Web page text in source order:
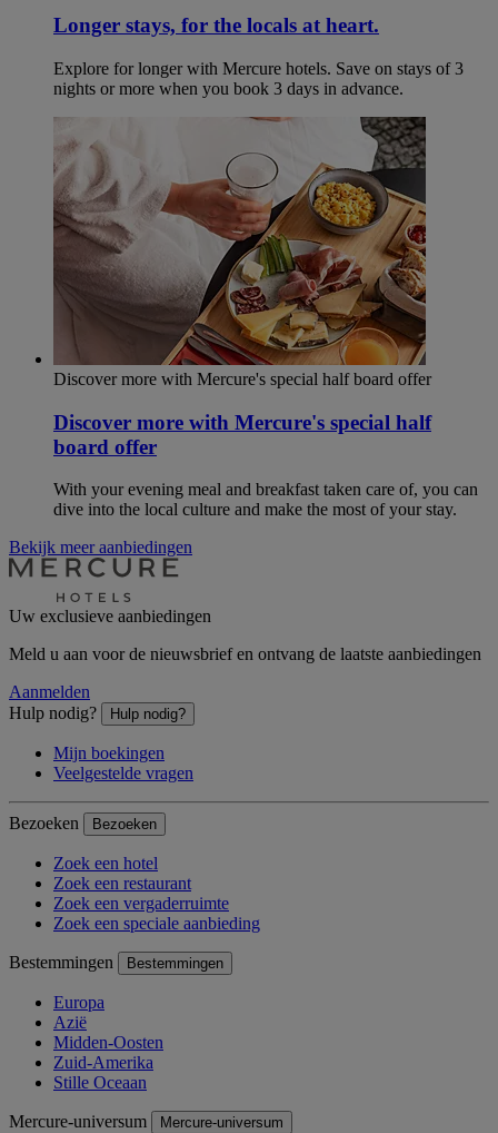
Longer stays, for the locals at heart.
Explore for longer with Mercure hotels. Save on stays of 3
nights or more when you book 3 days in advance.
Discover more with Mercure's special half board offer
Discover more with Mercure's special half
board offer
With your evening meal and breakfast taken care of, you can
dive into the local culture and make the most of your stay.
Bekijk meer aanbiedingen
Uw exclusieve aanbiedingen
Meld u aan voor de nieuwsbrief en ontvang de laatste aanbiedingen
Aanmelden
Hulp nodig?
Hulp nodig?
Mijn boekingen
Veelgestelde vragen
Bezoeken Bezoeken
Zoek een hotel
Zoek een restaurant
Zoek een vergaderruimte
Zoek een speciale aanbieding
Bestemmingen Bestemmingen
Europa
Azië
Midden-Oosten
Zuid-Amerika
Stille Oceaan
Mercure-universum Mercure-universum